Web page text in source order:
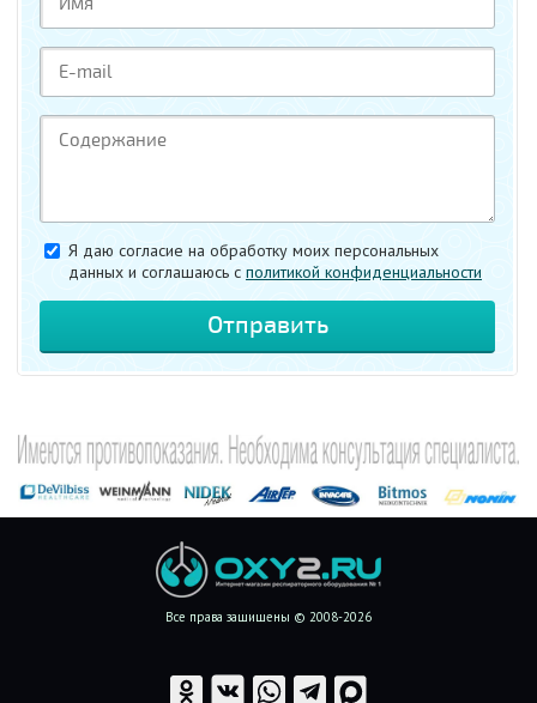
Я даю согласие на обработку моих персональных
данных и соглашаюсь c политикой конфиденциальности
Все права защищены © 2008-2026